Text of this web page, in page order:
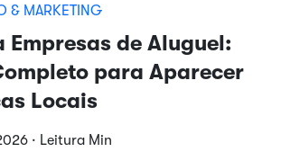
& MARKETING
Empresas de Aluguel:
para Aparecer
Locais
· Leitura Min